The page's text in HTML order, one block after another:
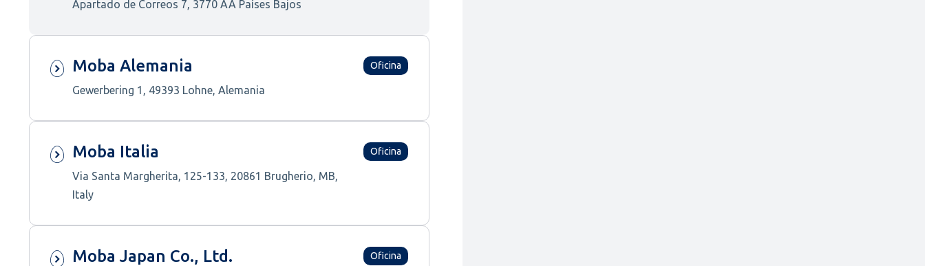
Apartado de Correos 7, 3770 AA Países Bajos
Moba Alemania
Gewerbering 1, 49393 Lohne, Alemania
Oficina
Moba Italia
Via Santa Margherita, 125-133, 20861 Brugherio, MB,
Italy
Oficina
Moba Japan Co., Ltd. Oficina